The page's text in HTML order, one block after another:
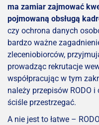
ma zamiar zajmować
pojmowaną obsługą
czy ochrona danych
bardzo ważne
zleceniobiorców,
prowadząc rekrutacje
współpracując w tym
należy przepisów RODO
ściśle przestrzegać.
A nie jest to łatwe –